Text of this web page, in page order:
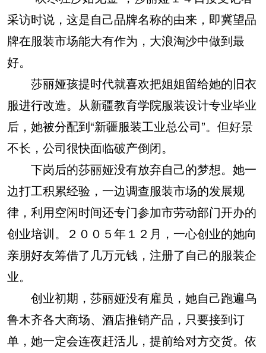
采访时说，这是自己品牌名称的由来，即冀望品
牌在服装市场能大有作为，大浪淘沙中做到最
好。
莎丽娅孩提时代就喜欢把姐姐留给她的旧衣
服进行改造。从新疆教育学院服装设计专业毕业
后，她被分配到“新疆服装工业总公司”。但好景
不长，公司很快面临破产倒闭。
下岗后的莎丽娅没有放弃自己的梦想。她一
边打工积累经验，一边调查服装市场的发展规
律，利用空闲时间还专门参加市劳动部门开办的
创业培训。２００５年１２月，一心创业的她向
亲朋好友筹借了几万元钱，注册了自己的服装企
业。
创业初期，莎丽娅没有雇员，她自己跑遍乌
鲁木齐各大商场、酒店推销产品，只要接到订
单，她一定会连夜赶活儿，提前给对方交货。依